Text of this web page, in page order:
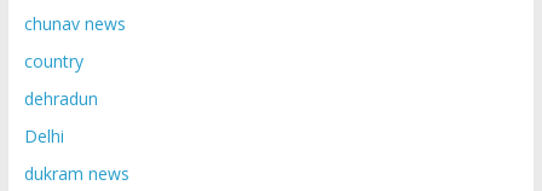
chunav news
country
dehradun
Delhi
dukram news